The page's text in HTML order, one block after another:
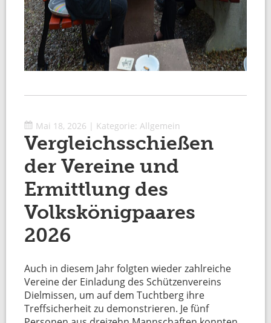
Mai 18, 2026 | Kategorie:Allgemein
Vergleichsschießen
der Vereine und
Ermittlung des
Volkskönigpaares
2026
Auch in diesem Jahr folgten wieder zahlreiche
Vereine der Einladung des Schützenvereins
Dielmissen, um auf dem Tuchtberg ihre
Treffsicherheit zu demonstrieren. Je fünf